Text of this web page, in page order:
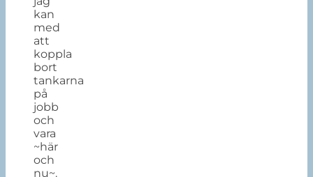
kan
med
att
koppla
bort
tankarna
på
jobb
och
vara
~här
och
nu~.